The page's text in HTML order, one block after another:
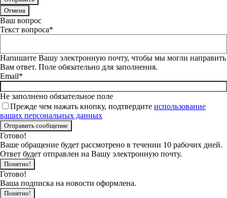
Отмена
Ваш вопрос
Текст вопроса*
Напишите Вашу электронную почту, чтобы мы могли направить
Вам ответ. Поле обязательно для заполнения.
Email*
Не заполнено обязательное поле
Прежде чем нажать кнопку, подтвердите использование
ваших персональных данных
Готово!
Ваше обращение будет рассмотрено в течении 10 рабочих дней.
Ответ будет отправлен на Вашу электронную почту.
Понятно!
Готово!
Ваша подписка на новости оформлена.
Понятно!